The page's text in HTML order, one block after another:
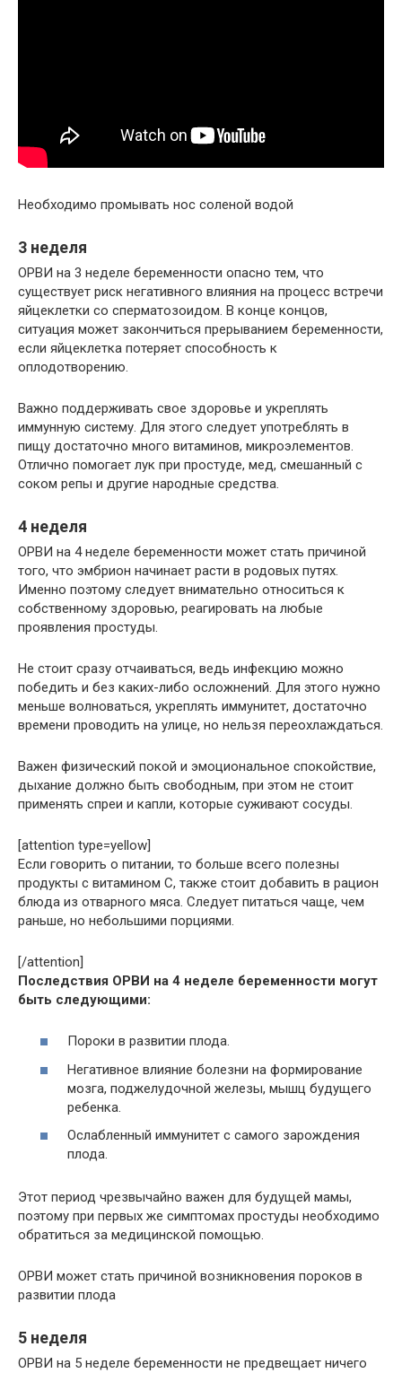
Необходимо промывать нос соленой водой
3 неделя
ОРВИ на 3 неделе беременности опасно тем, что
существует риск негативного влияния на процесс встречи
яйцеклетки со сперматозоидом. В конце концов,
ситуация может закончиться прерыванием беременности,
если яйцеклетка потеряет способность к
оплодотворению.
Важно поддерживать свое здоровье и укреплять
иммунную систему. Для этого следует употреблять в
пищу достаточно много витаминов, микроэлементов.
Отлично помогает лук при простуде, мед, смешанный с
соком репы и другие народные средства.
4 неделя
ОРВИ на 4 неделе беременности может стать причиной
того, что эмбрион начинает расти в родовых путях.
Именно поэтому следует внимательно относиться к
собственному здоровью, реагировать на любые
проявления простуды.
Не стоит сразу отчаиваться, ведь инфекцию можно
победить и без каких-либо осложнений. Для этого нужно
меньше волноваться, укреплять иммунитет, достаточно
времени проводить на улице, но нельзя переохлаждаться.
Важен физический покой и эмоциональное спокойствие,
дыхание должно быть свободным, при этом не стоит
применять спреи и капли, которые суживают сосуды.
[attention type=yellow]
Если говорить о питании, то больше всего полезны
продукты с витамином С, также стоит добавить в рацион
блюда из отварного мяса. Следует питаться чаще, чем
раньше, но небольшими порциями.
[/attention]
Последствия ОРВИ на 4 неделе беременности могут
быть следующими:
Пороки в развитии плода.
Негативное влияние болезни на формирование
мозга, поджелудочной железы, мышц будущего
ребенка.
Ослабленный иммунитет с самого зарождения
плода.
Этот период чрезвычайно важен для будущей мамы,
поэтому при первых же симптомах простуды необходимо
обратиться за медицинской помощью.
ОРВИ может стать причиной возникновения пороков в
развитии плода
5 неделя
ОРВИ на 5 неделе беременности не предвещает ничего